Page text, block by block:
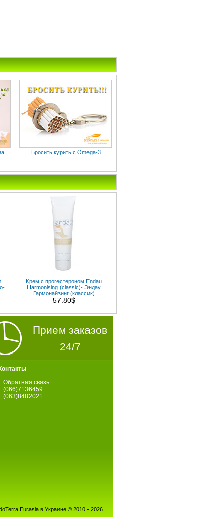
Бросить курить c Omega-3
Крем с прогестероном Endau
Harmonising (classic)- Эндау
Гармонайзинг (классик)
57.80$
Прием заказов
24/7
Обратная связь
(066)7136459
(063)8482021
Eurasia в Украине © 2010 - 2026